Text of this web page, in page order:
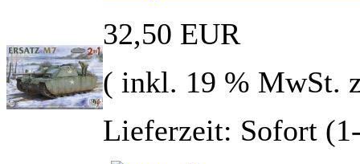
32,50 EUR
( inkl. 19 % MwSt.
Lieferzeit: Sofort